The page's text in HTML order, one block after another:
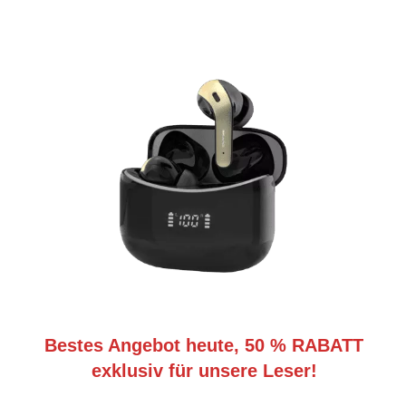
Bestes Angebot heute, 50 % RABATT
exklusiv für unsere Leser!